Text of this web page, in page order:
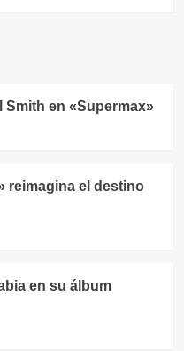
Smith en «Supermax»
reimagina el destino
en su álbum